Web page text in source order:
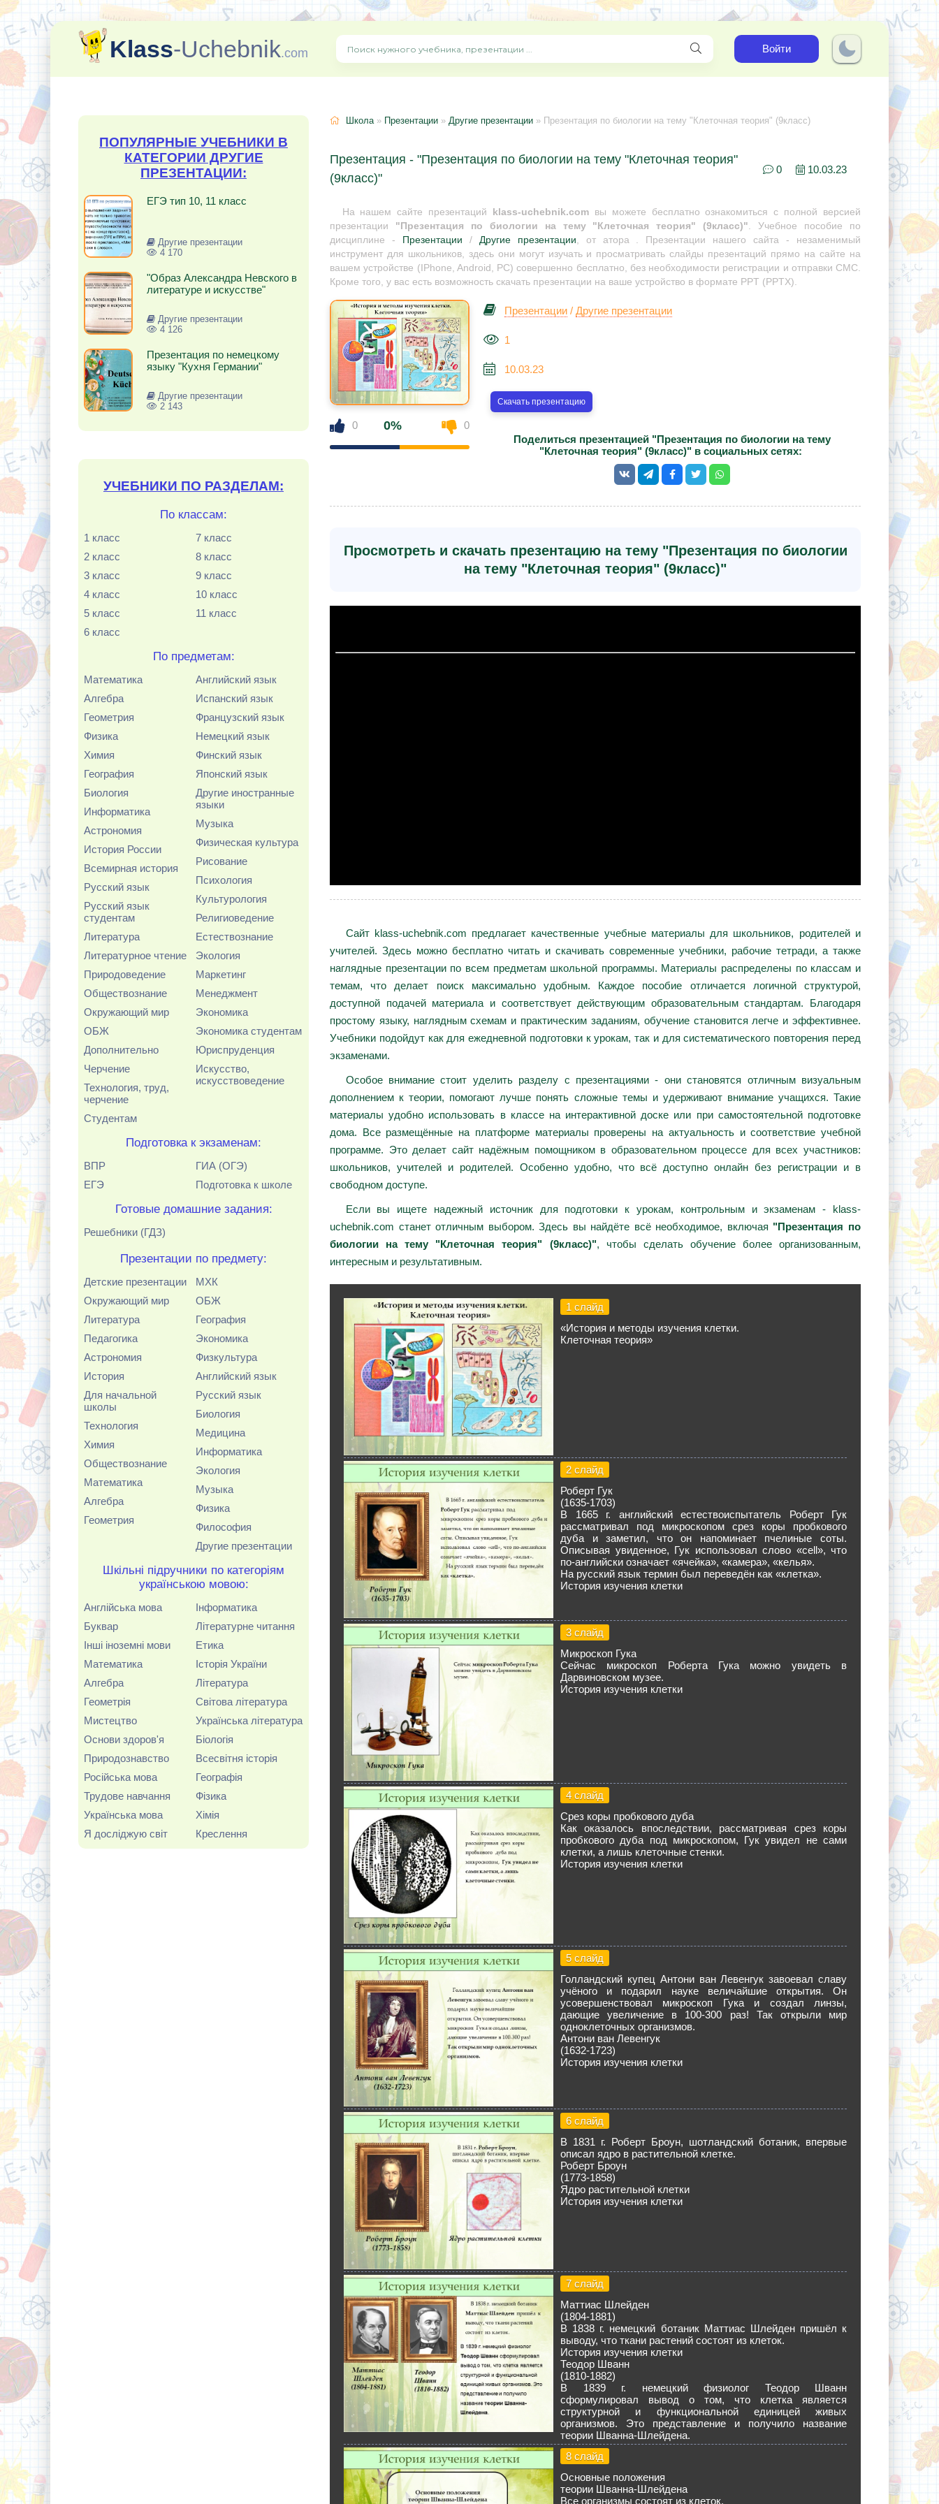
Klass-Uchebnik.com Войти
ПОПУЛЯРНЫЕ УЧЕБНИКИ В
КАТЕГОРИИ ДРУГИЕ
ПРЕЗЕНТАЦИИ:
ЕГЭ тип 10, 11 класс
Другие презентации
4 170
"Образ Александра Невского в
литературе и искусстве"
Другие презентации
4 126
Презентация по немецкому
языку "Кухня Германии"
Другие презентации
2 143
УЧЕБНИКИ ПО РАЗДЕЛАМ:
По классам:
1 класс
2 класс
3 класс
4 класс
5 класс
6 класс
7 класс
8 класс
9 класс
10 класс
11 класс
По предметам:
Математика
Алгебра
Геометрия
Физика
Химия
География
Биология
Информатика
Астрономия
История России
Всемирная история
Русский язык
Русский язык
студентам
Литература
Литературное чтение
Природоведение
Обществознание
Окружающий мир
ОБЖ
Дополнительно
Черчение
Технология, труд,
черчение
Студентам
Английский язык
Испанский язык
Французский язык
Немецкий язык
Финский язык
Японский язык
Другие иностранные
языки
Музыка
Физическая культура
Рисование
Психология
Культурология
Религиоведение
Естествознание
Экология
Маркетинг
Менеджмент
Экономика
Экономика студентам
Юриспруденция
Искусство,
искусствоведение
Подготовка к экзаменам:
ВПР
ЕГЭ
ГИА (ОГЭ)
Подготовка к школе
Готовые домашние задания:
Решебники (ГДЗ)
Презентации по предмету:
Детские презентации
Окружающий мир
Литература
Педагогика
Астрономия
История
Для начальной
школы
Технология
Химия
Обществознание
Математика
Алгебра
Геометрия
МХК
ОБЖ
География
Экономика
Физкультура
Английский язык
Русский язык
Биология
Медицина
Информатика
Экология
Музыка
Физика
Философия
Другие презентации
Шкільні підручники по категоріям
українською мовою:
Англійська мова
Буквар
Інші іноземні мови
Математика
Алгебра
Геометрія
Мистецтво
Основи здоров'я
Природознавство
Російська мова
Трудове навчання
Українська мова
Я досліджую світ
Інформатика
Літературне читання
Етика
Історія України
Література
Світова література
Українська література
Біологія
Всесвітня історія
Географія
Фізика
Хімія
Креслення
Школа» Презентации » Другие презентации » Презентация по биологии на тему "Клеточная теория" (9класс)
Презентация - "Презентация по биологии на тему "Клеточная теория"
(9класс)"
0 10.03.23
На нашем сайте презентаций klass-uchebnik.comвы можете бесплатно ознакомиться с полной версией
презентации "Презентация по биологии на тему "Клеточная теория" (9класс)". Учебное пособие по
дисциплине -
Презентации / Другие презентации, от атора . Презентации нашего сайта - незаменимый
инструмент для школьников, здесь они могут изучать и просматривать слайды презентаций прямо на сайте на
вашем устройстве (IPhone, Android, PC) совершенно бесплатно, без необходимости регистрации и отправки СМС.
Кроме того, у вас есть возможность скачать презентации на ваше устройство в формате PPT (PPTX).
0 0% 0
Презентации / Другие презентации
1
10.03.23
Скачать презентацию
Поделиться презентацией "Презентация по биологии на тему
"Клеточная теория" (9класс)" в социальных сетях:
Просмотреть и скачать презентацию на тему "Презентация по биологии
на тему "Клеточная теория" (9класс)"
Сайт klass-uchebnik.com предлагает качественные учебные материалы для школьников, родителей и
учителей. Здесь можно бесплатно читать и скачивать современные учебники, рабочие тетради, а также
наглядные презентации по всем предметам школьной программы. Материалы распределены по классам и
темам, что делает поиск максимально удобным. Каждое пособие отличается логичной структурой,
доступной подачей материала и соответствует действующим образовательным стандартам. Благодаря
простому языку, наглядным схемам и практическим заданиям, обучение становится легче и эффективнее.
Учебники подойдут как для ежедневной подготовки к урокам, так и для систематического повторения перед
экзаменами.
Особое внимание стоит уделить разделу с презентациями - они становятся отличным визуальным
дополнением к теории, помогают лучше понять сложные темы и удерживают внимание учащихся. Такие
материалы удобно использовать в классе на интерактивной доске или при самостоятельной подготовке
дома. Все размещённые на платформе материалы проверены на актуальность и соответствие учебной
программе. Это делает сайт надёжным помощником в образовательном процессе для всех участников:
школьников, учителей и родителей. Особенно удобно, что всё доступно онлайн без регистрации и в
свободном доступе.
Если вы ищете надежный источник для подготовки к урокам, контрольным и экзаменам - klass-
uchebnik.com станет отличным выбором. Здесь вы найдёте всё необходимое, включая "Презентация по
биологии на тему "Клеточная теория" (9класс)", чтобы сделать обучение более организованным,
интересным и результативным.
1 слайд
«История и методы изучения клетки.
Клеточная теория»
2 слайд
Роберт Гук
(1635-1703)
В 1665 г. английский естествоиспытатель Роберт Гук
рассматривал под микроскопом срез коры пробкового
дуба и заметил, что он напоминает пчелиные соты.
Описывая увиденное, Гук использовал слово «cell», что
по-английски означает «ячейка», «камера», «келья».
На русский язык термин был переведён как «клетка».
История изучения клетки
3 слайд
Микроскоп Гука
Сейчас микроскоп Роберта Гука можно увидеть в
Дарвиновском музее.
История изучения клетки
4 слайд
Срез коры пробкового дуба
Как оказалось впоследствии, рассматривая срез коры
пробкового дуба под микроскопом, Гук увидел не сами
клетки, а лишь клеточные стенки.
История изучения клетки
5 слайд
Голландский купец Антони ван Левенгук завоевал славу
учёного и подарил науке величайшие открытия. Он
усовершенствовал микроскоп Гука и создал линзы,
дающие увеличение в 100-300 раз! Так открыли мир
одноклеточных организмов.
Антони ван Левенгук
(1632-1723)
История изучения клетки
6 слайд
В 1831 г. Роберт Броун, шотландский ботаник, впервые
описал ядро в растительной клетке.
Роберт Броун
(1773-1858)
Ядро растительной клетки
История изучения клетки
7 слайд
Маттиас Шлейден
(1804-1881)
В 1838 г. немецкий ботаник Маттиас Шлейден пришёл к
выводу, что ткани растений состоят из клеток.
История изучения клетки
Теодор Шванн
(1810-1882)
В 1839 г. немецкий физиолог Теодор Шванн
сформулировал вывод о том, что клетка является
структурной и функциональной единицей живых
организмов. Это представление и получило название
теории Шванна-Шлейдена.
8 слайд
Основные положения
теории Шванна-Шлейдена
Все организмы состоят из клеток.